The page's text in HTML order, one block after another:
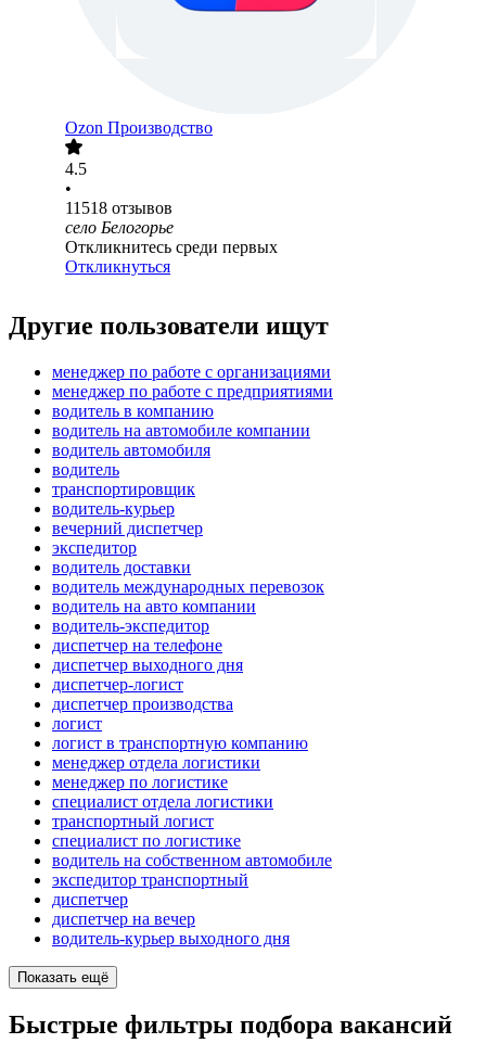
Ozon Производство
4.5
•
11518 отзывов
село Белогорье
Откликнитесь среди первых
Откликнуться
Другие пользователи ищут
менеджер по работе с организациями
менеджер по работе с предприятиями
водитель в компанию
водитель на автомобиле компании
водитель автомобиля
водитель
транспортировщик
водитель-курьер
вечерний диспетчер
экспедитор
водитель доставки
водитель международных перевозок
водитель на авто компании
водитель-экспедитор
диспетчер на телефоне
диспетчер выходного дня
диспетчер-логист
диспетчер производства
логист
логист в транспортную компанию
менеджер отдела логистики
менеджер по логистике
специалист отдела логистики
транспортный логист
специалист по логистике
водитель на собственном автомобиле
экспедитор транспортный
диспетчер
диспетчер на вечер
водитель-курьер выходного дня
Показать ещё
Быстрые фильтры подбора вакансий